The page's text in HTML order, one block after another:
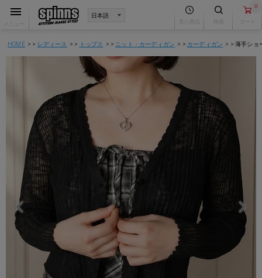
0
HOME レディース トップス ニット・カーディガン カーディガン 薄手ショ